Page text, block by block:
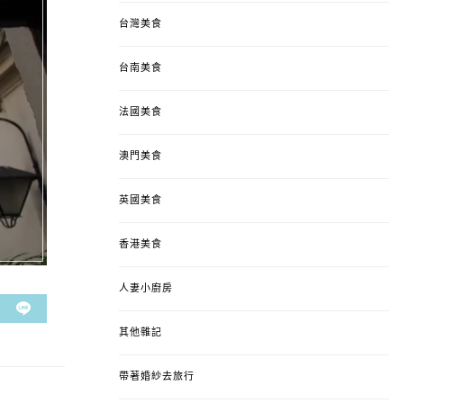
台灣美食
台南美食
法國美食
澳門美食
英國美食
香港美食
人妻小廚房
其他雜記
帶著婚紗去旅行